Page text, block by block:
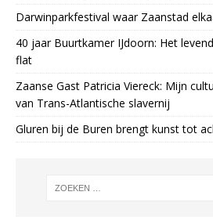
Darwinparkfestival waar Zaanstad
40 jaar Buurtkamer IJdoorn: Het
flat
Zaanse Gast Patricia Viereck: Mijn
van Trans-Atlantische slavernij
Gluren bij de Buren brengt kunst tot